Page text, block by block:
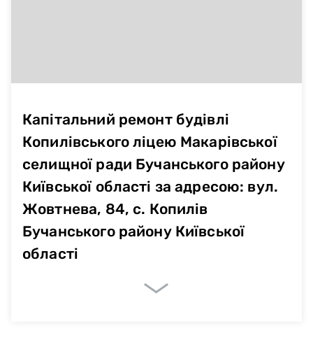
Капітальний ремонт будівлі
Копилівського ліцею Макарівської
селищної ради Бучанського району
Київської області за адресою: вул.
Жовтнева, 84, с. Копилів
Бучанського району Київської
області